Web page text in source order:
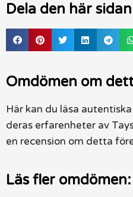
Dela den här sidan
Omdömen om
Här kan du läsa
deras erfarenheter av
en recension om detta
Läs fler omdömen: